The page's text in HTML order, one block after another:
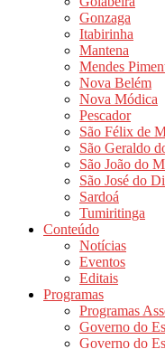
Gonzaga
Itabirinha
Mantena
Mendes
Nova Belém
Nova Módica
Pescador
São Félix de
São Geraldo
São João do
São José do
Sardoá
Tumiritinga
Conteúdo
Notícias
Eventos
Editais
Programas
Programas
Governo do
Governo do